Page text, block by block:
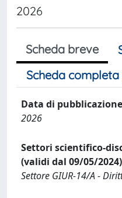
2026
Scheda breve
Scheda completa
Data di pubblicazione
2026
Settori scientifico-
(validi dal 09/05/2024)
Settore GIUR-14/A -